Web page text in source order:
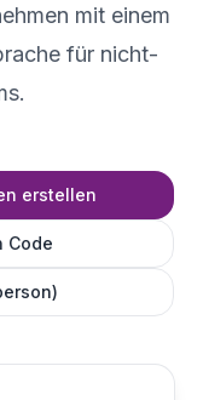
mit einem
für nicht-
erstellen
Code